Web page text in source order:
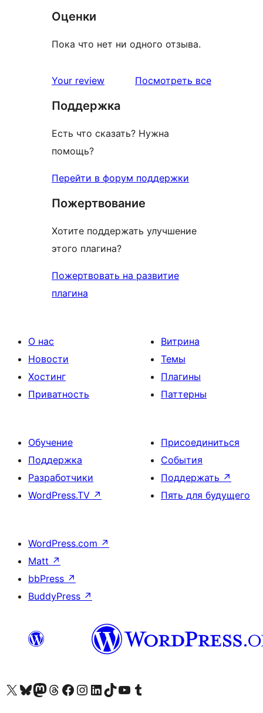
Оценки
Пока что нет ни одного отзыва.
Your review Посмотреть всеотзывы
Поддержка
Есть что сказать? Нужна
помощь?
Перейти в форум поддержки
Пожертвование
Хотите поддержать улучшение
этого плагина?
Пожертвовать на развитие
плагина
О нас
Новости
Хостинг
Приватность
Витрина
Темы
Плагины
Паттерны
Обучение
Поддержка
Разработчики
WordPress.TV ↗
Присоединиться
События
Поддержать ↗
Пять для будущего
WordPress.com ↗
Matt ↗
bbPress ↗
BuddyPress ↗
Посетите нас в X (ранее Twitter)
Посетите нашу учётную запись в Bluesky
Посетите нашу ленту в Mastodon
Посетите нашу учётную запись в Threads
Посетите нашу страницу на Facebook
Посетите наш Instagram
Посетите нашу страницу в LinkedIn
Посетите нашу учётную запись в TikTok
Посетите наш канал YouTube
Посетите нашу учётную запись в Tumblr